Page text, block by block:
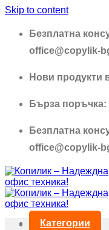
Skip to content
Безплатна
office@copylik-
Нови продукти
Бърза поръчка:
Безплатна
office@copylik-
Категории